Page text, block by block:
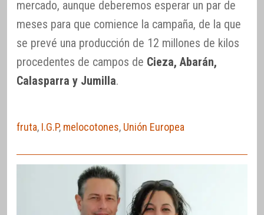
mercado, aunque deberemos esperar un par de
meses para que comience la campaña, de la que
se prevé una producción de 12 millones de kilos
procedentes de campos de Cieza, Abarán,
Calasparra y Jumilla.
fruta, I.G.P, melocotones, Unión Europea